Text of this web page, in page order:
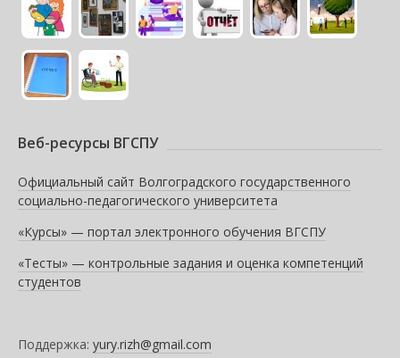
Веб-ресурсы ВГСПУ
Официальный сайт Волгоградского государственного
социально-педагогического университета
«Курсы» — портал электронного обучения ВГСПУ
«Тесты» — контрольные задания и оценка компетенций
студентов
Поддержка: yury.rizh@gmail.com